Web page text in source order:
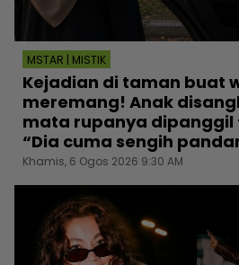
MSTAR | MISTIK
Kejadian di taman buat
meremang! Anak
mata rupanya dipanggil
“Dia cuma sengih
Khamis, 6 Ogos 2026 9:30 AM